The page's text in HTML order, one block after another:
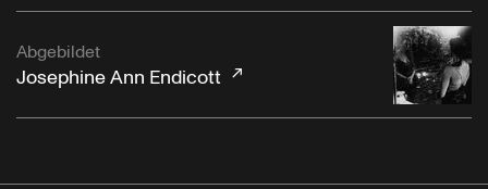
Abgebildet
Josephine Ann Endicott